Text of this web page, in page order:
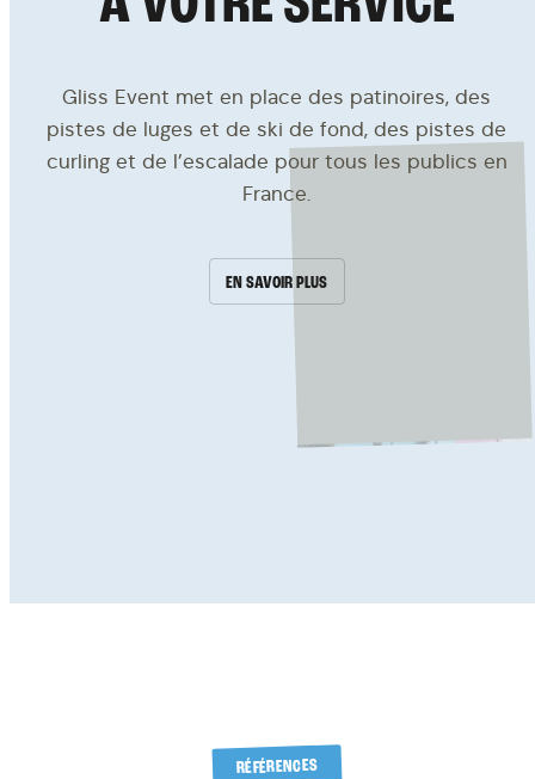
Gliss Event met en place des patinoires, des
pistes de luges et de ski de fond, des pistes de
curling et de l’escalade pour tous les publics en
France.
EN SAVOIR PLUS
RÉFÉRENCES